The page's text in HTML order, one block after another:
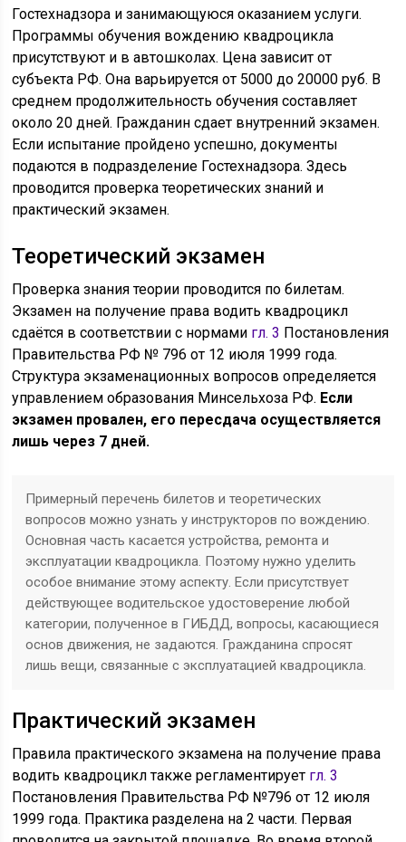
Гостехнадзора и занимающуюся оказанием услуги.
Программы обучения вождению квадроцикла
присутствуют и в автошколах. Цена зависит от
субъекта РФ. Она варьируется от 5000 до 20000 руб. В
среднем продолжительность обучения составляет
около 20 дней. Гражданин сдает внутренний экзамен.
Если испытание пройдено успешно, документы
подаются в подразделение Гостехнадзора. Здесь
проводится проверка теоретических знаний и
практический экзамен.
Теоретический экзамен
Проверка знания теории проводится по билетам.
Экзамен на получение права водить квадроцикл
сдаётся в соответствии с нормами гл. 3 Постановления
Правительства РФ № 796 от 12 июля 1999 года.
Структура экзаменационных вопросов определяется
управлением образования Минсельхоза РФ. Если
экзамен провален, его пересдача осуществляется
лишь через 7 дней.
Примерный перечень билетов и теоретических
вопросов можно узнать у инструкторов по вождению.
Основная часть касается устройства, ремонта и
эксплуатации квадроцикла. Поэтому нужно уделить
особое внимание этому аспекту. Если присутствует
действующее водительское удостоверение любой
категории, полученное в ГИБДД, вопросы, касающиеся
основ движения, не задаются. Гражданина спросят
лишь вещи, связанные с эксплуатацией квадроцикла.
Практический экзамен
Правила практического экзамена на получение права
водить квадроцикл также регламентирует гл. 3
Постановления Правительства РФ №796 от 12 июля
1999 года. Практика разделена на 2 части. Первая